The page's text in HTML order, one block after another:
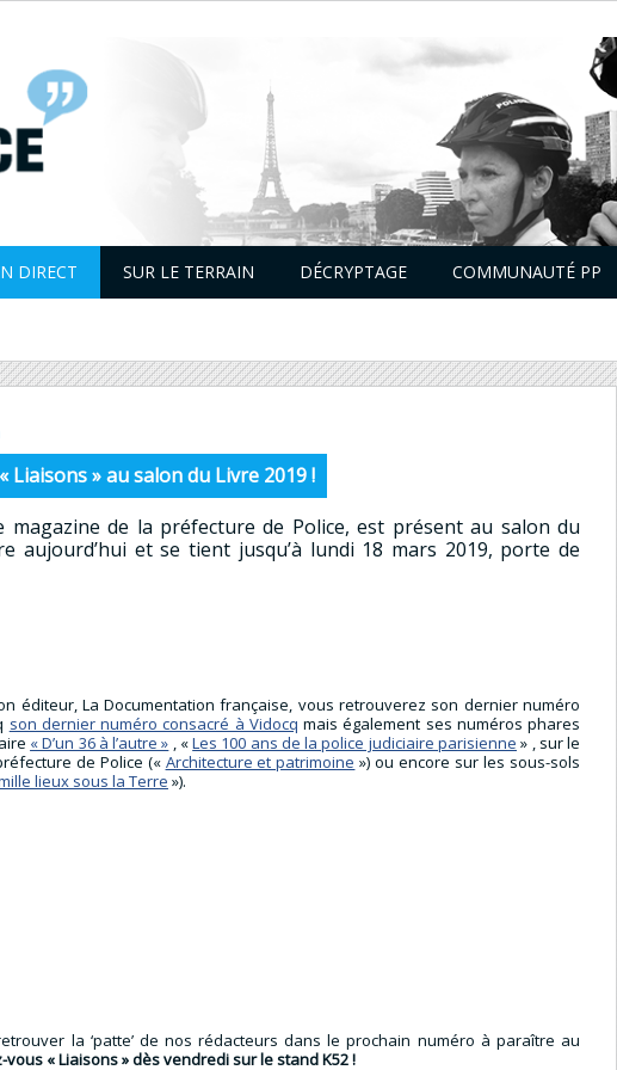
DIRECT SUR LE TERRAIN DÉCRYPTAGE COMMUNAUTÉ PP
Liaisons » au salon du Livre 2019 !
magazine de la préfecture de Police, est présent au salon du
aujourd’hui et se tient jusqu’à lundi 18 mars 2019, porte de
éditeur, La Documentation française, vous retrouverez son dernier numéro
son dernier numéro consacré à Vidocq mais également ses numéros phares
« D’un 36 à l’autre » , «Les 100 ans de la police judiciaire parisienne » , sur le
de Police (« Architecture et patrimoine ») ou encore sur les sous-sols
lieux sous la Terre »).
la ‘patte’ de nos rédacteurs dans le prochain numéro à paraître au
vous « Liaisons » dès vendredi sur le stand K52 !